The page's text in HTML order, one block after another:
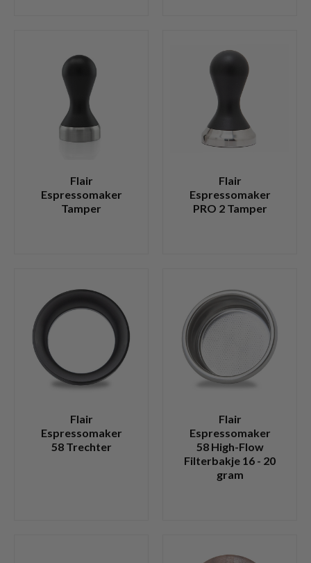
Flair
Espressomaker
Tamper
Flair
Espressomaker
PRO 2 Tamper
Flair
Espressomaker
58 Trechter
Flair
Espressomaker
58 High-Flow
Filterbakje 16 - 20
gram